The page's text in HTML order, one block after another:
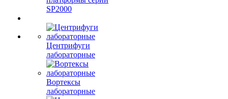
SP2000
Центрифуги
лабораторные
Вортексы
лабораторные